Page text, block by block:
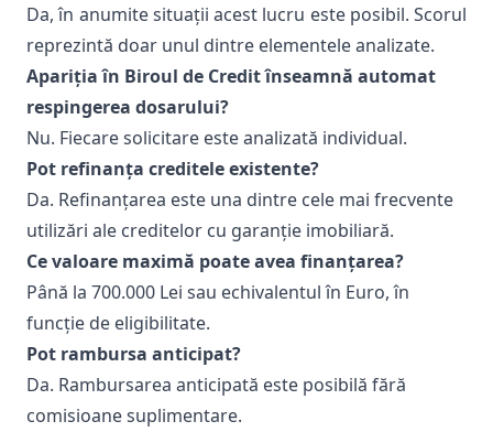
Da, în anumite situații acest lucru este posibil. Scorul
reprezintă doar unul dintre elementele analizate.
Apariția în Biroul de Credit înseamnă automat
respingerea dosarului?
Nu. Fiecare solicitare este analizată individual.
Pot refinanța creditele existente?
Da. Refinanțarea este una dintre cele mai frecvente
utilizări ale creditelor cu garanție imobiliară.
Ce valoare maximă poate avea finanțarea?
Până la 700.000 Lei sau echivalentul în Euro, în
funcție de eligibilitate.
Pot rambursa anticipat?
Da. Rambursarea anticipată este posibilă fără
comisioane suplimentare.